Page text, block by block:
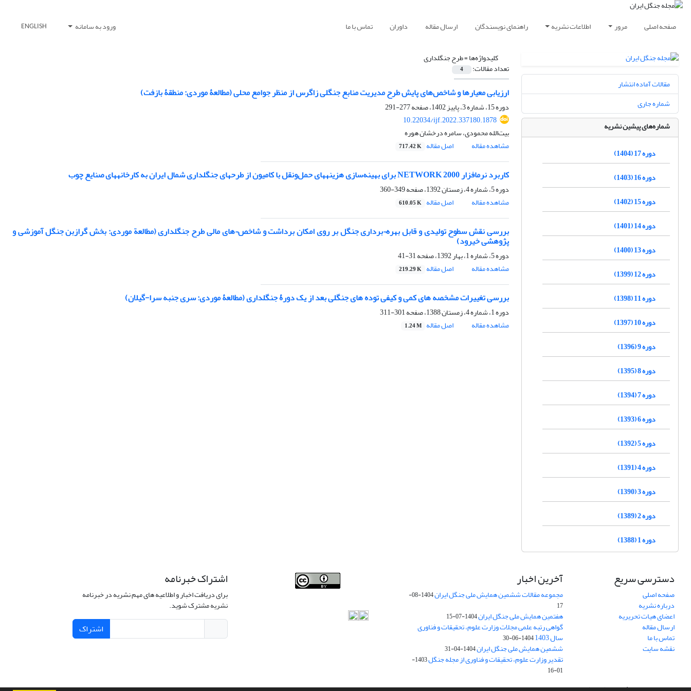
صفحه اصلی مرور اطلاعات نشریه راهنمای نویسندگان ارسال مقاله داوران تماس با ما ورود به سامانه ENGLISH
کلیدواژه‌ها =طرح جنگلداری
تعداد مقالات: 4
ارزیابی معیارها و شاخص‌های پایش طرح مدیریت منابع‌ جنگلی زاگرس از منظر جوامع محلی (مطالعۀ موردی: منطقۀ بازفت)
دوره 15، شماره 3، پاییز 1402، صفحه
277-291
10.22034/ijf.2022.337180.1878
بیت‌الله محمودی، سامره درخشان هوره
مشاهده مقاله
اصل مقاله 717.42 K
کاربرد نرم‏افزار NETWORK 2000 برای بهینه‌سازی هزینه‏های حمل‌و‏نقل با کامیون از طرح‏های جنگلداری شمال ایران به کارخانه‏های صنایع چوب
دوره 5، شماره 4، زمستان 1392، صفحه
349-360
مشاهده مقاله
اصل مقاله 610.05 K
بررسی نقش سطوح تولیدی و قابل بهره¬برداری جنگل بر روی امکان برداشت و شاخص¬های مالی طرح جنگلداری (مطالعة موردی: بخش گرازبن جنگل آموزشی و
پژوهشی خیرود)
دوره 5، شماره 1، بهار 1392، صفحه
31-41
مشاهده مقاله
اصل مقاله 219.29 K
بررسی تغییرات مشخصه های کمی و کیفی توده های جنگلی بعد از یک دورۀ جنگلداری (مطالعۀ موردی: سری جنبه سرا-گیلان)
دوره 1، شماره 4، زمستان 1388، صفحه
301-311
مشاهده مقاله
اصل مقاله 1.24 M
مقالات آماده انتشار
شماره جاری
شماره‌های پیشین نشریه
دوره 17 (1404)
دوره 16 (1403)
دوره 15 (1402)
دوره 14 (1401)
دوره 13 (1400)
دوره 12 (1399)
دوره 11 (1398)
دوره 10 (1397)
دوره 9 (1396)
دوره 8 (1395)
دوره 7 (1394)
دوره 6 (1393)
دوره 5 (1392)
دوره 4 (1391)
دوره 3 (1390)
دوره 2 (1389)
دوره 1 (1388)
دسترسی سریع
صفحه اصلی
درباره نشریه
اعضای هیات تحریریه
ارسال مقاله
تماس با ما
نقشه سایت
آخرین اخبار
مجموعه مقالات ششمین همایش ملی جنگل ایران
1404-08-
17
هفتمین همایش ملی جنگل ایران1404-07-15
گواهی رتبه علمی مجلات وزارت علوم، تحقیقات و فناوری
سال 1403 1404-06-30
ششمین همایش ملی جنگل ایران1404-04-31
تقدیر وزارت علوم، تحقیقات و فناوری از مجله جنگل
1403-
01-16
Attribution 4.0 International
اشتراک خبرنامه
برای دریافت اخبار و اطلاعیه های مهم نشریه در خبرنامه
نشریه مشترک شوید.
اشتراک